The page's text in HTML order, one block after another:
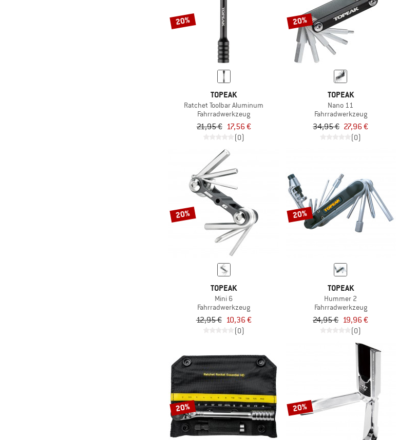
20%
TOPEAK
Ratchet Toolbar Aluminum
Fahrradwerkzeug
21,95 € 17,56 €
(0)
20%
TOPEAK
Nano 11
Fahrradwerkzeug
34,95 € 27,96 €
(0)
20%
TOPEAK
Mini 6
Fahrradwerkzeug
12,95 € 10,36 €
(0)
20%
TOPEAK
Hummer 2
Fahrradwerkzeug
24,95 € 19,96 €
(0)
20% 20%